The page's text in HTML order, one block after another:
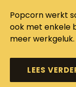
Popcorn werkt
ook met enkele
meer werkgeluk.
LEES